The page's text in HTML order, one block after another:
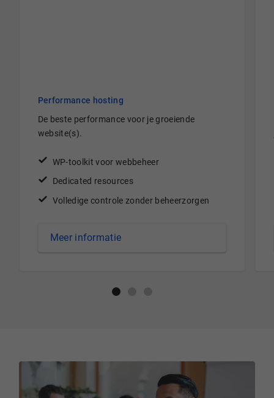
Performance hosting
De beste performance voor je groeiende
website(s).
WP-toolkit voor webbeheer
Dedicated resources
Volledige controle zonder beheerzorgen
Meer informatie